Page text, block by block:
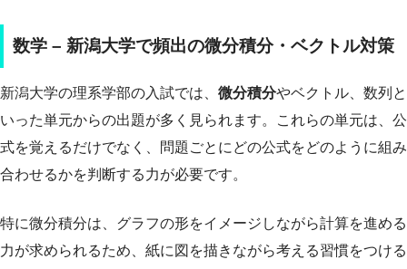
数学 – 新潟大学で頻出の微分積分・ベクトル対策
新潟大学の理系学部の入試では、 微分積分やベクトル、数列と
いった単元からの出題が多く見られます。これらの単元は、公
式を覚えるだけでなく、問題ごとにどの公式をどのように組み
合わせるかを判断する力が必要です。
特に微分積分は、グラフの形をイメージしながら計算を進める
力が求められるため、紙に図を描きながら考える習慣をつける